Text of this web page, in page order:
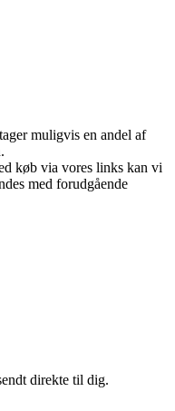
muligvis en andel af
køb via vores links kan vi
med forudgående
direkte til dig.